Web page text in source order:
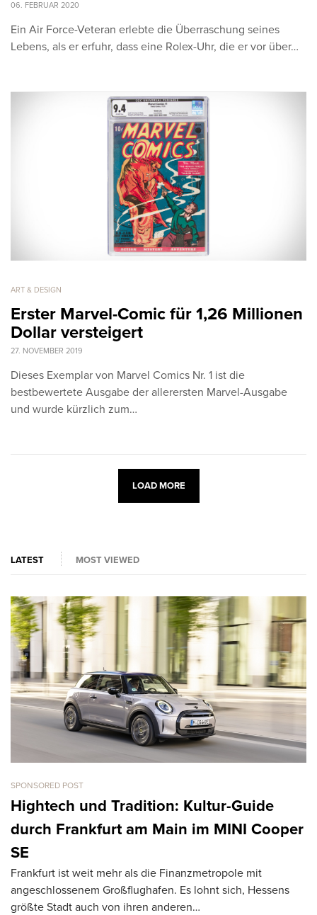
06. FEBRUAR 2020
Ein Air Force-Veteran erlebte die Überraschung seines
Lebens, als er erfuhr, dass eine Rolex-Uhr, die er vor über…
ART & DESIGN
Erster Marvel-Comic für 1,26 Millionen
Dollar versteigert
27. NOVEMBER 2019
Dieses Exemplar von Marvel Comics Nr. 1 ist die
bestbewertete Ausgabe der allerersten Marvel-Ausgabe
und wurde kürzlich zum…
LOAD MORE
LATEST MOST VIEWED
SPONSORED POST
Hightech und Tradition: Kultur-Guide
durch Frankfurt am Main im MINI Cooper
SE
Frankfurt ist weit mehr als die Finanzmetropole mit
angeschlossenem Großflughafen. Es lohnt sich, Hessens
größte Stadt auch von ihren anderen…